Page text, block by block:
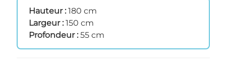
Hauteur : 180 cm
Largeur : 150 cm
Profondeur : 55 cm